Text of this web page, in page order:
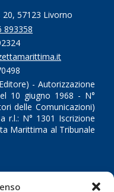
20, 57123 Livorno
893358
- Autorizzazione
10 giugno 1968 - N°
delle Comunicazioni)
r.l.: N° 1301 Iscrizione
Marittima al Tribunale